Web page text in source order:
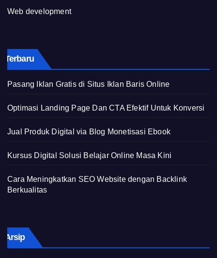
Web development
Terbaru
Pasang Iklan Gratis di Situs Iklan Baris Online
Optimasi Landing Page Dan CTA Efektif Untuk Konversi
Jual Produk Digital via Blog Monetisasi Ebook
Kursus Digital Solusi Belajar Online Masa Kini
Cara Meningkatkan SEO Website dengan Backlink
Berkualitas
Arsip